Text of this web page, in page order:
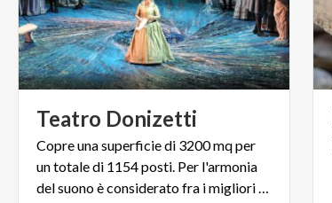
Teatro Donizetti
Copre una superficie di 3200 mq per
un totale di 1154 posti. Per l'armonia
del suono è considerato fra i migliori d'Italia.